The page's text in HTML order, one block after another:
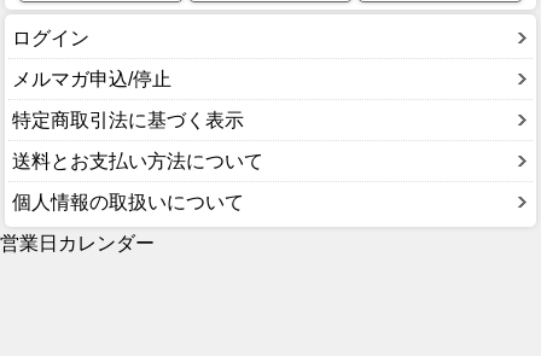
ログイン
メルマガ申込/停止
特定商取引法に基づく表示
送料とお支払い方法について
個人情報の取扱いについて
営業日カレンダー